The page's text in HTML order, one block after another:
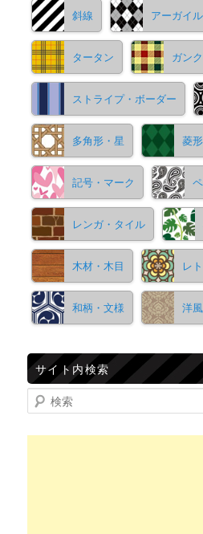
斜線 アーガイル
タータン ガン
ストライプ・ボーダー
多角形・星 菱形
記号・マーク
レンガ・タイル
木材・木目 レ
和柄・文様 洋
サイト内検索
検索